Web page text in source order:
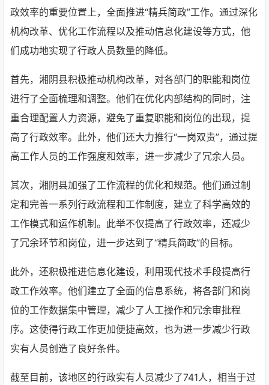
政效率的重要位置上，全面推进“精兵简政”工作。通过深化
机构改革、优化工作流程以及推动信息化建设等方式，他
们成功地实现了行政人员数量的降低。
首先，湘阴县积极推动机构改革，对各部门的职能和岗位
进行了全面梳理和调整。他们在优化内部结构的同时，注
重合理配置人力资源，避免了重复职能和岗位的出现，提
高了行政效率。此外，他们还大力推行“一岗双责”，通过提
高工作人员的工作强度和效率，进一步减少了冗余人员。
其次，湘阴县加强了工作流程的优化和规范。他们通过制
定和完善一系列行政流程和工作制度，建立了科学高效的
工作模式和运作机制。此举不仅提高了行政效率，还减少
了冗余环节和岗位，进一步达到了“精兵简政”的目标。
此外，还积极推进信息化建设，利用现代技术手段提高行
政工作效率。他们建立了全面的信息系统，将各部门和岗
位的工作数据集中管理，减少了人工操作和冗余审批程
序。这使得行政工作更加便捷高效，也为进一步减少行政
实有人员创造了良好条件。
截至目前，该地区的行政实有人员减少了741人，相当于过